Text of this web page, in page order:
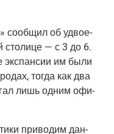
сооб­щил об удво­е­
сто­ли­це — с 3 до 6.
экс­пан­сии им были
тогда как два
лишь одним офи­
при­во­дим дан­